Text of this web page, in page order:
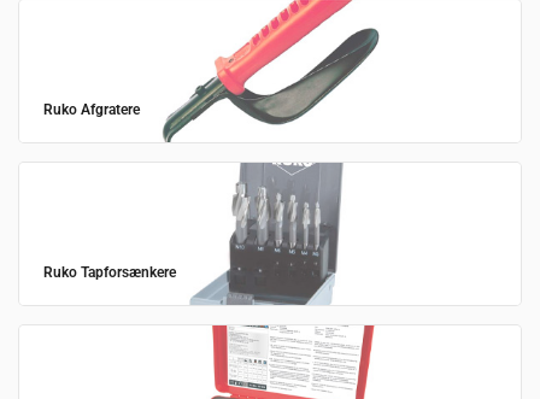
Ruko Afgratere
Ruko Tapforsænkere